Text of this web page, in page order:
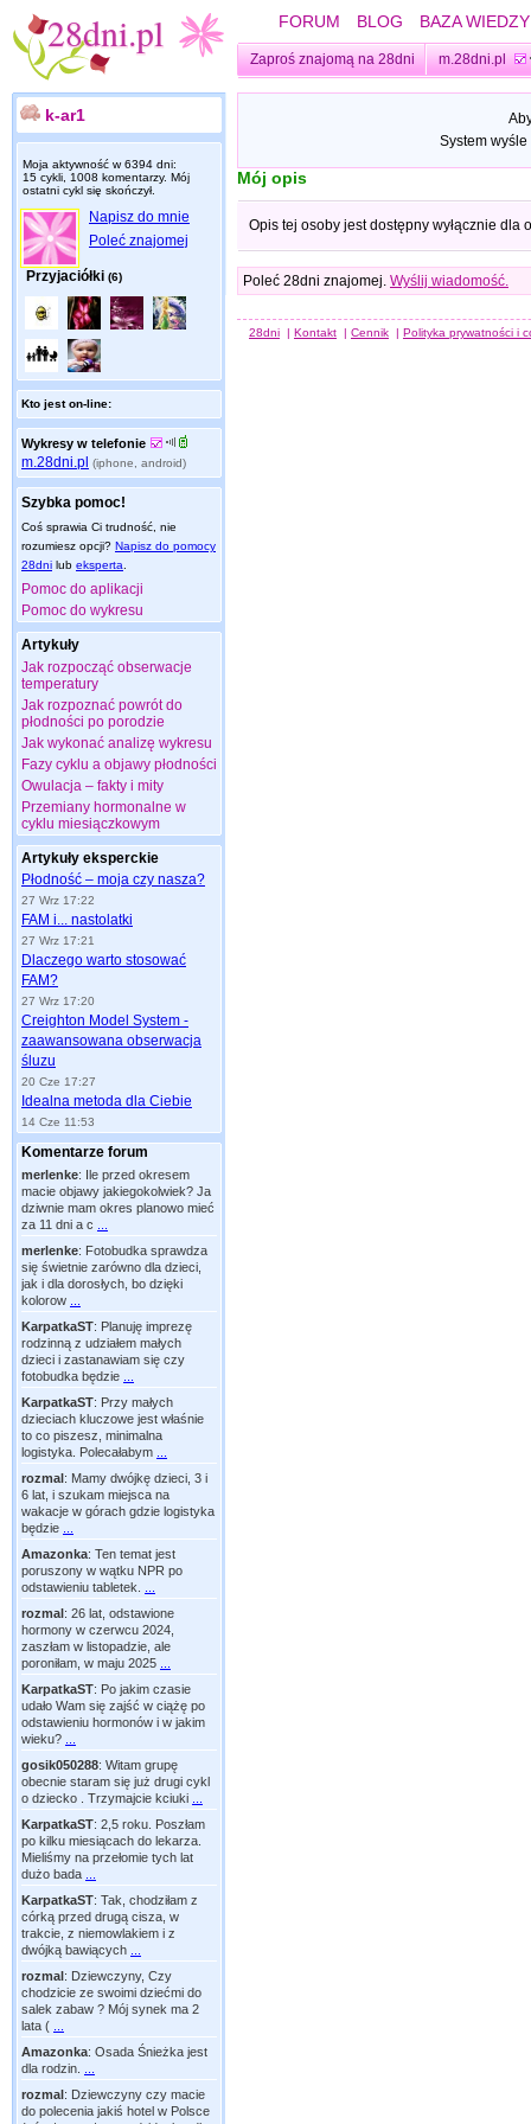
FORUM BLOG BAZA WIEDZY
Zaproś znajomą na 28dni m.28dni.pl
k-ar1
Moja aktywność w 6394 dni:
15 cykli, 1008 komentarzy. Mój
ostatni cykl się skończył.
Napisz do mnie
Poleć znajomej
Przyjaciółki (6)
Kto jest on-line:
Wykresy w telefonie
m.28dni.pl (iphone, android)
Szybka pomoc!
Coś sprawia Ci trudność, nie
rozumiesz opcji? Napisz do pomocy
28dni lub eksperta
Pomoc do aplikacji
Pomoc do wykresu
Artykuły
Jak rozpocząć obserwacje
temperatury
Jak rozpoznać powrót do
płodności po porodzie
Jak wykonać analizę wykresu
Fazy cyklu a objawy płodności
Owulacja – fakty i mity
Przemiany hormonalne w
cyklu miesiączkowym
Artykuły eksperckie
Płodność – moja czy nasza?
27 Wrz 17:22
FAM i... nastolatki
27 Wrz 17:21
Dlaczego warto stosować
FAM?
27 Wrz 17:20
Creighton Model System -
zaawansowana obserwacja
śluzu
20 Cze 17:27
Idealna metoda dla Ciebie
14 Cze 11:53
Komentarze forum
merlenke: Ile przed okresem
macie objawy jakiegokolwiek? Ja
dziwnie mam okres planowo mieć
za 11 dni a c
merlenke: Fotobudka sprawdza
się świetnie zarówno dla dzieci,
jak i dla dorosłych, bo dzięki
kolorow
KarpatkaST: Planuję imprezę
rodzinną z udziałem małych
dzieci i zastanawiam się czy
fotobudka będzie
KarpatkaST: Przy małych
dzieciach kluczowe jest właśnie
to co piszesz, minimalna
logistyka. Polecałabym
rozmal: Mamy dwójkę dzieci, 3 i
6 lat, i szukam miejsca na
wakacje w górach gdzie logistyka
będzie
Amazonka: Ten temat jest
poruszony w wątku NPR po
odstawieniu tabletek.
rozmal: 26 lat, odstawione
hormony w czerwcu 2024,
zaszłam w listopadzie, ale
poroniłam, w maju 2025
KarpatkaST: Po jakim czasie
udało Wam się zajść w ciążę po
odstawieniu hormonów i w jakim
wieku?
gosik050288: Witam grupę
obecnie staram się już drugi cykl
o dziecko . Trzymajcie kciuki
KarpatkaST: 2,5 roku. Poszłam
po kilku miesiącach do lekarza.
Mieliśmy na przełomie tych lat
dużo bada
KarpatkaST: Tak, chodziłam z
córką przed drugą cisza, w
trakcie, z niemowlakiem i z
dwójką bawiących
rozmal: Dziewczyny, Czy
chodzicie ze swoimi dziećmi do
salek zabaw ? Mój synek ma 2
lata (
Amazonka: Osada Śnieżka jest
dla rodzin.
rozmal: Dziewczyny czy macie
do polecenia jakiś hotel w Polsce
System
Mój opis
Opis tej osoby jest dostępny wyłącznie dla
Poleć 28dni znajomej. Wyślij wiadomość.
28dni | Kontakt | Cennik | Polityka prywatności i